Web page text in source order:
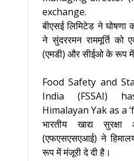
exchange.
बीएसई लिमिटेड ने घोषणा
ने सुंदररमन राममूर्ति
(एमडी) और सीईओ के रूप में
Food Safety and
India (FSSAI)
Himalayan Yak as a
भारतीय खाद्य
(एफएसएसएआई) ने
रूप में मंजूरी दे दी है।